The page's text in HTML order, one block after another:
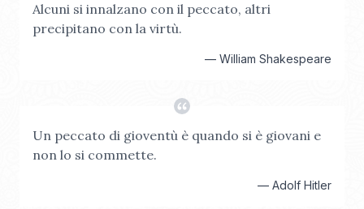
Alcuni si innalzano con il peccato, altri
precipitano con la virtù.
— William Shakespeare
Un peccato di gioventù è quando si è giovani e
non lo si commette.
— Adolf Hitler